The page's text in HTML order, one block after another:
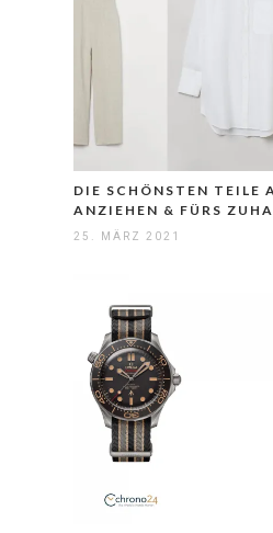
DIE SCHÖNSTEN TEILE
ANZIEHEN & FÜRS
25. MÄRZ 2021